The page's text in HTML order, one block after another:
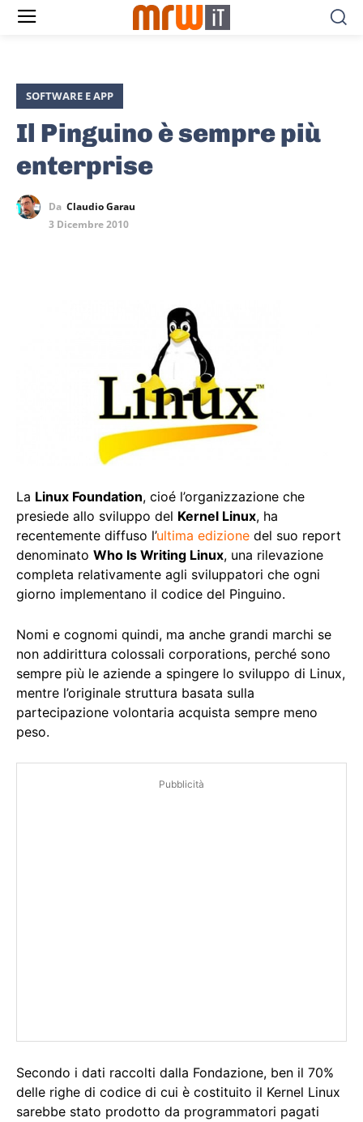
SOFTWARE E APP
Il Pinguino è sempre più
enterprise
Da Claudio Garau
3 Dicembre 2010
La Linux Foundation, cioé l’organizzazione che
presiede allo sviluppo del Kernel Linux, ha
recentemente diffuso l’ultima edizione del suo report
denominato Who Is Writing Linux, una rilevazione
completa relativamente agli sviluppatori che ogni
giorno implementano il codice del Pinguino.
Nomi e cognomi quindi, ma anche grandi marchi se
non addirittura colossali corporations, perché sono
sempre più le aziende a spingere lo sviluppo di Linux,
mentre l’originale struttura basata sulla
partecipazione volontaria acquista sempre meno
peso.
Pubblicità
Secondo i dati raccolti dalla Fondazione, ben il 70%
delle righe di codice di cui è costituito il Kernel Linux
sarebbe stato prodotto da programmatori pagati